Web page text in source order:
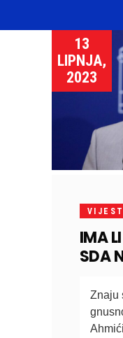
13
LIPNJA,
2023
IMA
SDA
Znaju